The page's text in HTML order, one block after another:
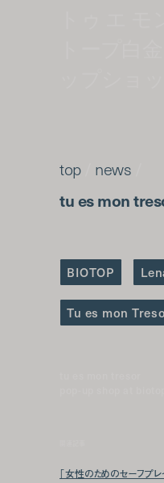
top/ news
tu es mon
BIOTOP
Tu es mon
「女性のためのセーフプ